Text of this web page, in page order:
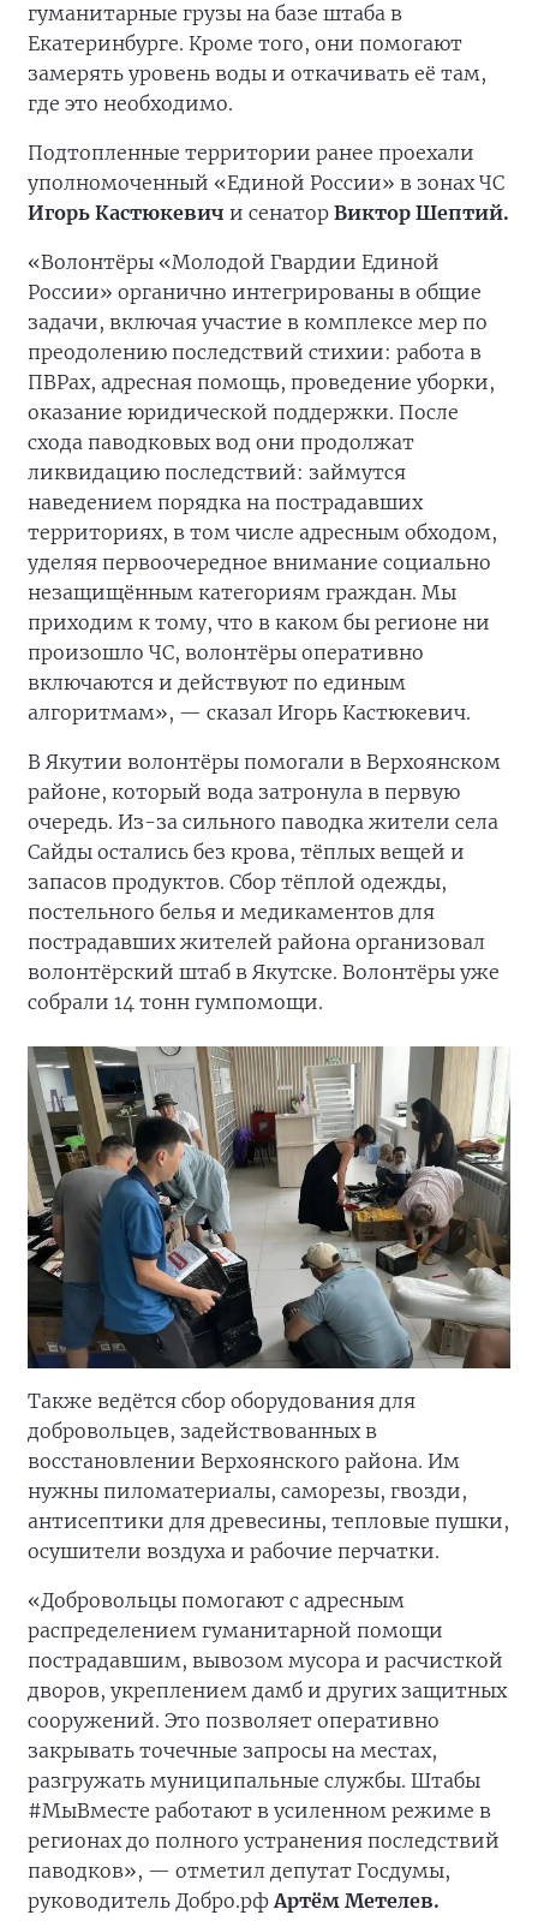
гуманитарные грузы на базе штаба в
Екатеринбурге. Кроме того, они помогают
замерять уровень воды и откачивать её там,
где это необходимо.
Подтопленные территории ранее проехали
уполномоченный «Единой России» в зонах ЧС
Игорь Кастюкевич и сенатор Виктор Шептий.
«Волонтёры «Молодой Гвардии Единой
России» органично интегрированы в общие
задачи, включая участие в комплексе мер по
преодолению последствий стихии: работа в
ПВРах, адресная помощь, проведение уборки,
оказание юридической поддержки. После
схода паводковых вод они продолжат
ликвидацию последствий: займутся
наведением порядка на пострадавших
территориях, в том числе адресным обходом,
уделяя первоочередное внимание социально
незащищённым категориям граждан. Мы
приходим к тому, что в каком бы регионе ни
произошло ЧС, волонтёры оперативно
включаются и действуют по единым
алгоритмам», — сказал Игорь Кастюкевич.
В Якутии волонтёры помогали в Верхоянском
районе, который вода затронула в первую
очередь. Из-за сильного паводка жители села
Сайды остались без крова, тёплых вещей и
запасов продуктов. Сбор тёплой одежды,
постельного белья и медикаментов для
пострадавших жителей района организовал
волонтёрский штаб в Якутске. Волонтёры уже
собрали 14 тонн гумпомощи.
Также ведётся сбор оборудования для
добровольцев, задействованных в
восстановлении Верхоянского района. Им
нужны пиломатериалы, саморезы, гвозди,
антисептики для древесины, тепловые пушки,
осушители воздуха и рабочие перчатки.
«Добровольцы помогают с адресным
распределением гуманитарной помощи
пострадавшим, вывозом мусора и расчисткой
дворов, укреплением дамб и других защитных
сооружений. Это позволяет оперативно
закрывать точечные запросы на местах,
разгружать муниципальные службы. Штабы
#МыВместе работают в усиленном режиме в
регионах до полного устранения последствий
паводков», — отметил депутат Госдумы,
руководитель Добро.рф Артём Метелев.